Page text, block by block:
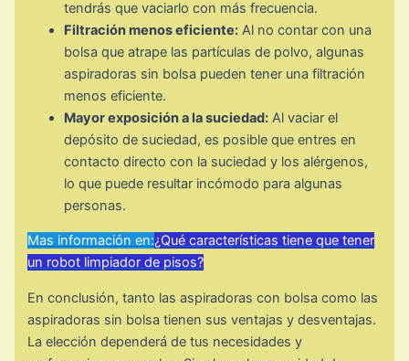
tendrás que vaciarlo con más frecuencia.
Filtración menos eficiente: Al no contar con una
bolsa que atrape las partículas de polvo, algunas
aspiradoras sin bolsa pueden tener una filtración
menos eficiente.
Mayor exposición a la suciedad: Al vaciar el
depósito de suciedad, es posible que entres en
contacto directo con la suciedad y los alérgenos,
lo que puede resultar incómodo para algunas
personas.
Mas información en:¿Qué características tiene que tener
un robot limpiador de pisos?
En conclusión, tanto las aspiradoras con bolsa como las
aspiradoras sin bolsa tienen sus ventajas y desventajas.
La elección dependerá de tus necesidades y